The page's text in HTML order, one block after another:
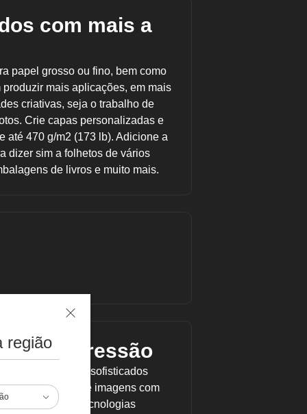
região
com mais a
papel grosso ou fino, bem como
mais aplicações, em mais
criativas, seja o trabalho de
Crie capas personalizadas e
até 470 g/m2 (173 lb). Adicione a
dizer sim a folhetos de vários
de livros e muito mais.
impressão
outros mercados sofisticados
essenciais. Crie imagens com
× 4.800 dpi. Tecnologias